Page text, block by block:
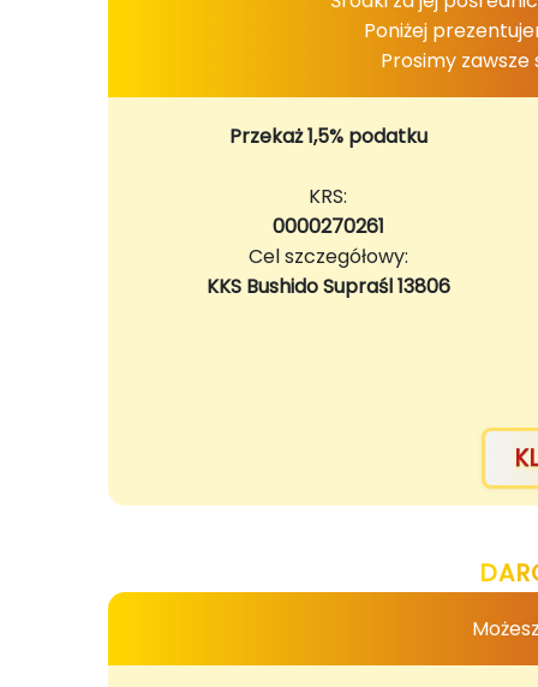
Poniżej
Prosimy
Przekaż 1,5% podatku
KRS:
0000270261
Cel szczegółowy:
KKS Bushido Supraśl 13806